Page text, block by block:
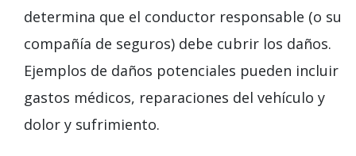
determina que el conductor responsable (o su
compañía de seguros) debe cubrir los daños.
Ejemplos de daños potenciales pueden incluir
gastos médicos, reparaciones del vehículo y
dolor y sufrimiento.